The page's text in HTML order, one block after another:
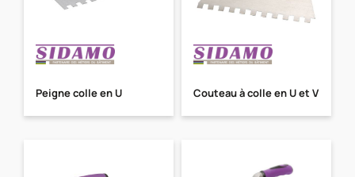
Peigne colle en U Couteau à colle en U et V